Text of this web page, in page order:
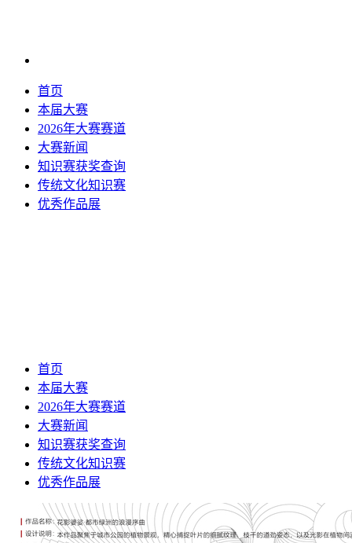
首页
本届大赛
2026年大赛赛道
大赛新闻
知识赛获奖查询
传统文化知识赛
优秀作品展
首页
本届大赛
2026年大赛赛道
大赛新闻
知识赛获奖查询
传统文化知识赛
优秀作品展